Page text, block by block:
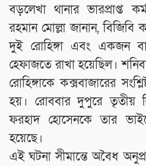
বড়লেখা থানার ভারপ্রাপ্ত
রহমান মোল্লা জানান, বিজিবি
দুই রোহিঙ্গা এবং একজন
হেফাজতে রাখা হয়েছিল।
রোহিঙ্গাকে কক্সবাজারের
হয়। রোববার দুপুরে তৃতীয়
ফরহাদ হোসেনকে তার
হয়েছে।
এই ঘটনা সীমান্তে অবৈধ